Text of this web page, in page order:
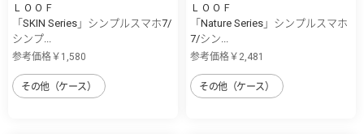
ＬＯＯＦ
「SKIN Series」シンプルスマホ7/
シンプ...
参考価格￥1,580
その他（ケース）
ＬＯＯＦ
「Nature Series」シンプルスマホ
7/シン...
参考価格￥2,481
その他（ケース）